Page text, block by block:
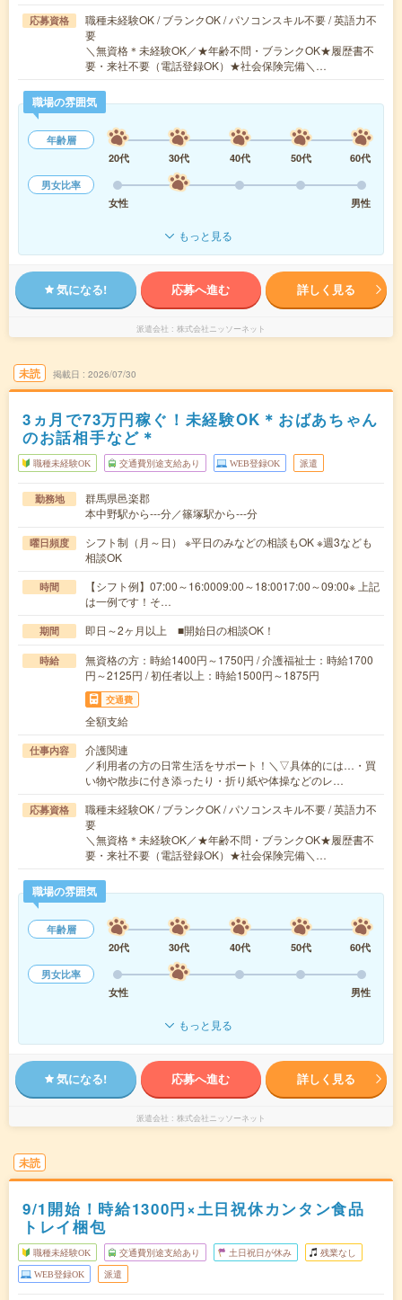
応募資格
職種未経験OK / ブランクOK / パソコンスキル不要 / 英語力不
要
＼無資格＊未経験OK／★年齢不問・ブランクOK★履歴書不
要・来社不要（電話登録OK）★社会保険完備＼…
職場の雰囲気
年齢層
20代
30代 40代 50代
60代
男女比率
女性
男性
もっと見る
気になる! 応募へ進む 詳しく見る
派遣会社 株式会社ニッソーネット
未読 掲載日 2026/07/30
3ヵ月で73万円稼ぐ！未経験OK＊おばあちゃん
のお話相手など＊
職種未経験OK 交通費別途支給あり WEB登録OK 派遣
勤務地
群馬県邑楽郡
本中野駅から---分／篠塚駅から---分
曜日頻度
シフト制（月～日） ※平日のみなどの相談もOK ※週3なども
相談OK
時間
【シフト例】07:00～16:0009:00～18:0017:00～09:00※ 上記
は一例です！そ…
期間 即日～2ヶ月以上 ■開始日の相談OK！
時給
無資格の方：時給1400円～1750円 / 介護福祉士：時給1700
円～2125円 / 初任者以上：時給1500円～1875円
交通費
全額支給
仕事内容
介護関連
／利用者の方の日常生活をサポート！＼▽具体的には…・買
い物や散歩に付き添ったり・折り紙や体操などのレ…
応募資格
職種未経験OK / ブランクOK / パソコンスキル不要 / 英語力不
要
＼無資格＊未経験OK／★年齢不問・ブランクOK★履歴書不
要・来社不要（電話登録OK）★社会保険完備＼…
職場の雰囲気
年齢層
20代
30代 40代 50代
60代
男女比率
女性
男性
もっと見る
気になる! 応募へ進む 詳しく見る
派遣会社 株式会社ニッソーネット
未読
9/1開始！時給1300円×土日祝休カンタン食品
トレイ梱包
職種未経験OK 交通費別途支給あり 土日祝日が休み 残業なし
WEB登録OK 派遣